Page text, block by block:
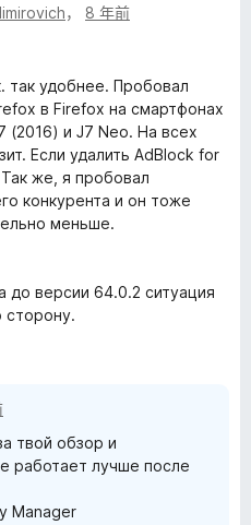
， 8 年前
так удобнее. Пробовал
в Firefox на смартфонах
(2016) и J7 Neo. На всех
Если удалить AdBlock for
же, я пробовал
конкурента и он тоже
меньше.
до версии 64.0.2 ситуация
сторону.
твой обзор и
работает лучше после
Manager